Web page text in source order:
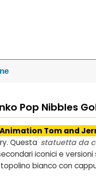
Pop Nibbles
Tom and
Questa statuetta da
iconici e
bianco con